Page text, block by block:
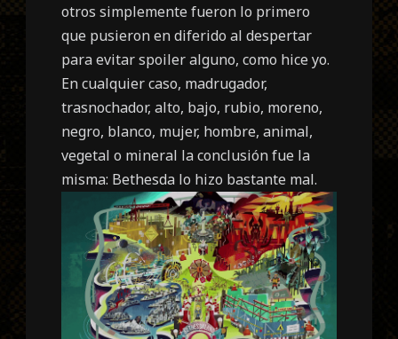
otros simplemente fueron lo primero
que pusieron en diferido al despertar
para evitar spoiler alguno, como hice yo.
En cualquier caso, madrugador,
trasnochador, alto, bajo, rubio, moreno,
negro, blanco, mujer, hombre, animal,
vegetal o mineral la conclusión fue la
misma: Bethesda lo hizo bastante mal.